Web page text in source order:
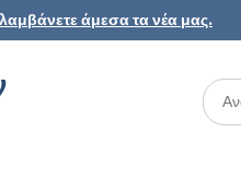
άμεσα τα νέα μας.
Search
for: